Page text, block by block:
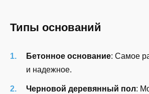
Типы оснований
Бетонное основание: Самое
и надежное.
Черновой деревянный пол: